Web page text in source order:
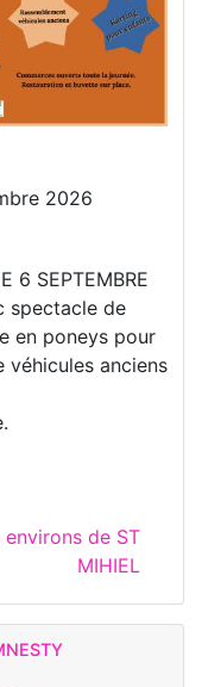
2026
6 SEPTEMBRE
spectacle de
en poneys pour
véhicules anciens
de ST
MIHIEL